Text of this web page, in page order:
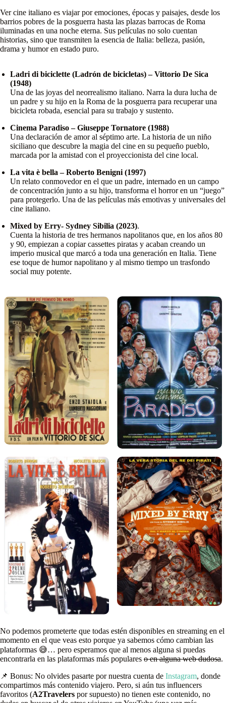
Ver cine italiano es viajar por emociones, épocas y paisajes, desde los
barrios pobres de la posguerra hasta las plazas barrocas de Roma
iluminadas en una noche eterna. Sus películas no solo cuentan
historias, sino que transmiten la esencia de Italia: belleza, pasión,
drama y humor en estado puro.
Ladri di biciclette (Ladrón de bicicletas) – Vittorio De Sica
(1948)
Una de las joyas del neorrealismo italiano. Narra la dura lucha de
un padre y su hijo en la Roma de la posguerra para recuperar una
bicicleta robada, esencial para su trabajo y sustento.
Cinema Paradiso – Giuseppe Tornatore (1988)
Una declaración de amor al séptimo arte. La historia de un niño
siciliano que descubre la magia del cine en su pequeño pueblo,
marcada por la amistad con el proyeccionista del cine local.
La vita è bella – Roberto Benigni (1997)
Un relato conmovedor en el que un padre, internado en un campo
de concentración junto a su hijo, transforma el horror en un “juego”
para protegerlo. Una de las películas más emotivas y universales del
cine italiano.
Mixed by Erry- Sydney Sibilia (2023).
Cuenta la historia de tres hermanos napolitanos que, en los años 80
y 90, empiezan a copiar cassettes piratas y acaban creando un
imperio musical que marcó a toda una generación en Italia. Tiene
ese toque de humor napolitano y al mismo tiempo un trasfondo
social muy potente.
No podemos prometerte que todas estén disponibles en streaming en el
momento en el que veas esto porque ya sabemos cómo cambian las
plataformas 😅… pero esperamos que al menos alguna si puedas
encontrarla en las plataformas más populares o en alguna web dudosa.
📌 Bonus: No olvides pasarte por nuestra cuenta de Instagram, donde
compartimos más contenido viajero. Pero, si aún tus influencers
favoritos (A2Travelers por supuesto) no tienen este contenido, no